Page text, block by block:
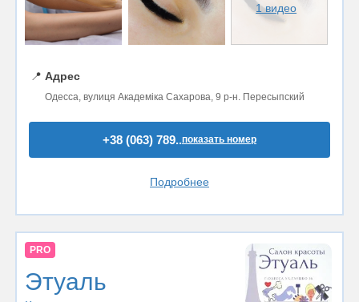
1 видео
📍 Адрес
Одесса, вулиця Академіка Сахарова, 9 р-н. Пересыпский
+38 (063) 789..показать номер
Подробнее
PRO
Этуаль